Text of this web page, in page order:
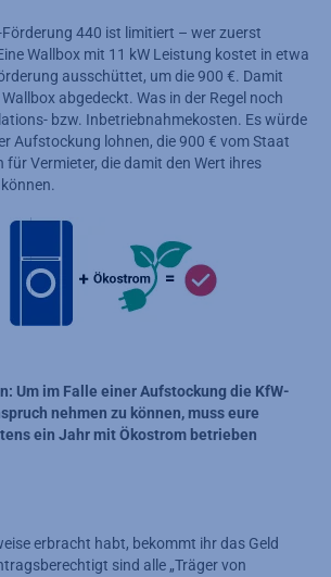
440 ist limitiert – wer zuerst
Wallbox mit 11 kW Leistung kostet in etwa
ausschüttet, um die 900 €. Damit
abgedeckt. Was in der Regel noch
bzw. Inbetriebnahmekosten. Es würde
Aufstockung lohnen, die 900 € vom Staat
Vermieter, die damit den Wert ihres
Um im Falle einer Aufstockung die KfW-
nehmen zu können, muss eure
ein Jahr mit Ökostrom betrieben
erbracht habt, bekommt ihr das Geld
sind alle „Träger von